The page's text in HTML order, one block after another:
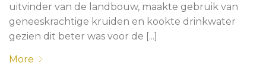
uitvinder van de landbouw, maakte gebruik van
geneeskrachtige kruiden en kookte drinkwater
gezien dit beter was voor de [...]
More